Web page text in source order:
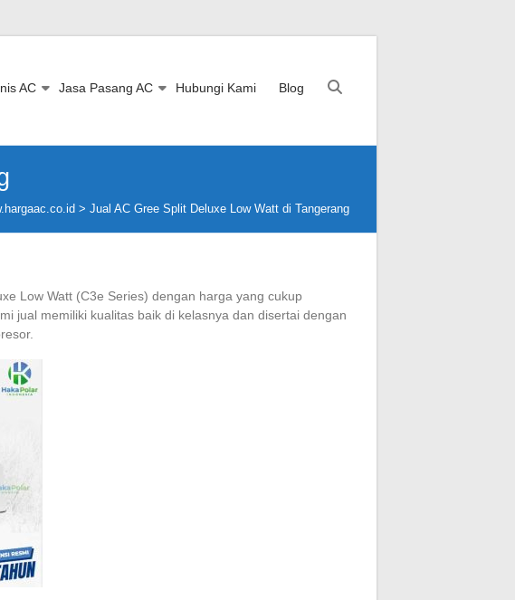
AC Jasa Pasang AC Hubungi Kami Blog
> Jual AC Gree Split Deluxe Low Watt di Tangerang
Low Watt (C3e Series) dengan harga yang cukup
jual memiliki kualitas baik di kelasnya dan disertai dengan